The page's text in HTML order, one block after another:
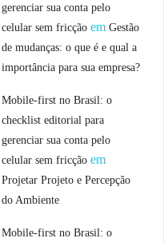
gerenciar sua conta pelo
celular sem fricção emGestão
de mudanças: o que é e qual a
importância para sua empresa?
Mobile-first no Brasil: o
checklist editorial para
gerenciar sua conta pelo
celular sem fricção em
Projetar Projeto e Percepção
do Ambiente
Mobile-first no Brasil: o